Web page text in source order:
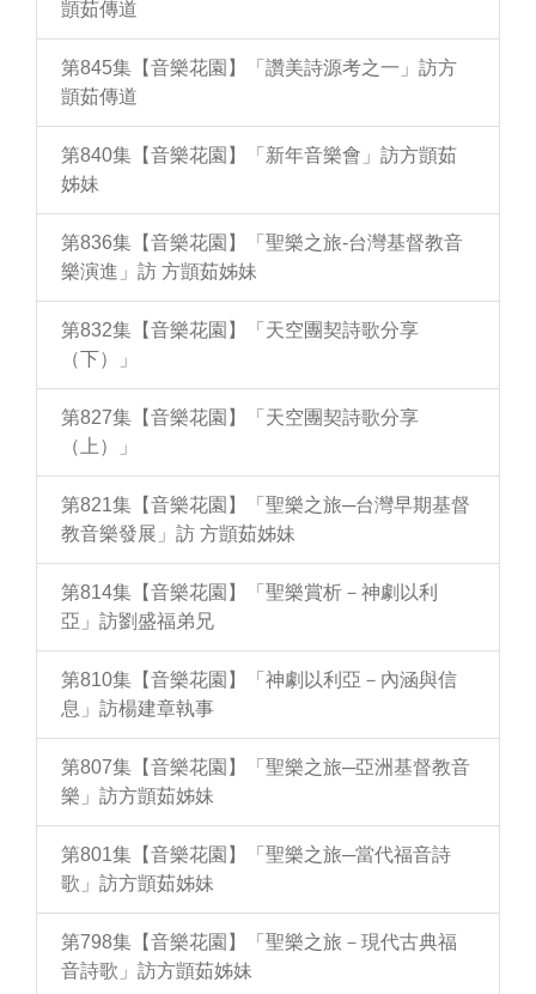
顗茹傳道
第845集【音樂花園】「讚美詩源考之一」訪方
顗茹傳道
第840集【音樂花園】「新年音樂會」訪方顗茹
姊妹
第836集【音樂花園】「聖樂之旅-台灣基督教音
樂演進」訪 方顗茹姊妹
第832集【音樂花園】「天空團契詩歌分享
（下）」
第827集【音樂花園】「天空團契詩歌分享
（上）」
第821集【音樂花園】「聖樂之旅─台灣早期基督
教音樂發展」訪 方顗茹姊妹
第814集【音樂花園】「聖樂賞析－神劇以利
亞」訪劉盛福弟兄
第810集【音樂花園】「神劇以利亞－內涵與信
息」訪楊建章執事
第807集【音樂花園】「聖樂之旅─亞洲基督教音
樂」訪方顗茹姊妹
第801集【音樂花園】「聖樂之旅─當代福音詩
歌」訪方顗茹姊妹
第798集【音樂花園】「聖樂之旅－現代古典福
音詩歌」訪方顗茹姊妹